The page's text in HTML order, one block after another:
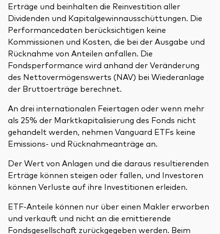
Erträge und beinhalten die Reinvestition aller
Dividenden und Kapitalgewinnausschüttungen. Die
Performancedaten berücksichtigen keine
Kommissionen und Kosten, die bei der Ausgabe und
Rücknahme von Anteilen anfallen. Die
Fondsperformance wird anhand der Veränderung
des Nettovermögenswerts (NAV) bei Wiederanlage
der Bruttoerträge berechnet.
An drei internationalen Feiertagen oder wenn mehr
als 25% der Marktkapitalisierung des Fonds nicht
gehandelt werden, nehmen Vanguard ETFs keine
Emissions- und Rücknahmeanträge an.
Der Wert von Anlagen und die daraus resultierenden
Erträge können steigen oder fallen, und Investoren
können Verluste auf ihre Investitionen erleiden.
ETF-Anteile können nur über einen Makler erworben
und verkauft und nicht an die emittierende
Fondsgesellschaft zurückgegeben werden. Beim